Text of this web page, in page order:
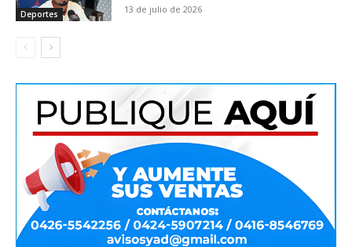
Deportes 13 de julio de 2026